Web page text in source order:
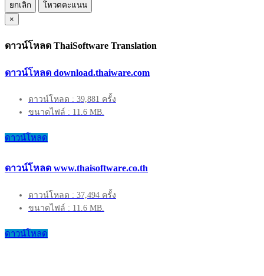
ยกเลิก
โหวตคะแนน
×
ดาวน์โหลด ThaiSoftware Translation
ดาวน์โหลด download.thaiware.com
ดาวน์โหลด : 39,881 ครั้ง
ขนาดไฟล์ : 11.6 MB.
ดาวน์โหลด
ดาวน์โหลด www.thaisoftware.co.th
ดาวน์โหลด : 37,494 ครั้ง
ขนาดไฟล์ : 11.6 MB.
ดาวน์โหลด